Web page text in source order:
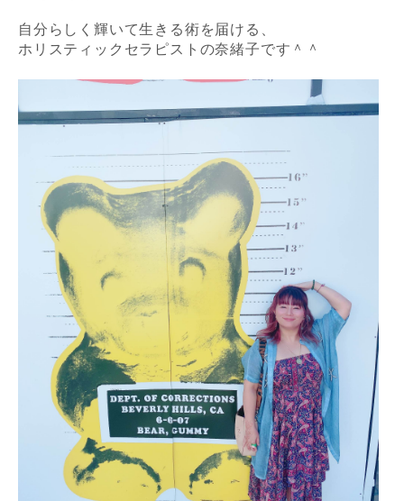
自分らしく輝いて生きる術を届ける、
ホリスティックセラピストの奈緒子です＾＾